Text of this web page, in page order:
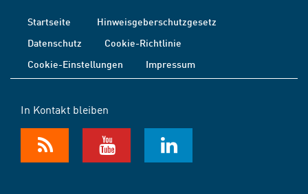
Startseite
Hinweisgeberschutzgesetz
Datenschutz
Cookie-Richtlinie
Cookie-Einstellungen
Impressum
In Kontakt bleiben